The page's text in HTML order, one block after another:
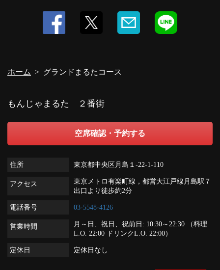
ホーム グランドまるたコース
もんじゃまるた ２番街
空席確認・予約する
住所 東京都中央区月島１-22-1-110
アクセス
東京メトロ有楽町線，都営大江戸線月島駅７
出口より徒歩約2分
電話番号 03-5548-4126
営業時間
月～日、祝日、祝前日: 10:30～22:30 （料理
L.O. 22:00 ドリンクL.O. 22:00）
定休日 定休日なし